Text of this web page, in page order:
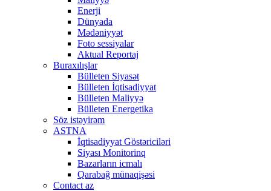
Enerji
Dünyada
Mədəniyyət
Foto sessiyalar
Aktual Reportaj
Buraxılışlar
Bülleten Siyasət
Bülleten İqtisadiyyat
Bülleten Maliyyə
Bülleten Energetika
Söz istəyirəm
ASTNA
İqtisadiyyat Göstəriciləri
Siyası Monitorinq
Bazarların icmalı
Qarabağ münaqişəsi
Contact az